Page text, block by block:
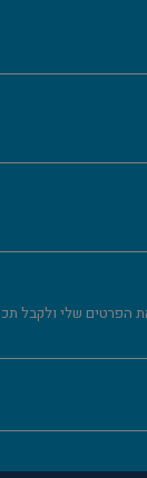
הפרטים שלי ולקבל